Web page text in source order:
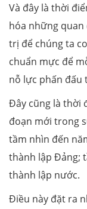
Và đây là thời
hóa những
trị để chúng ta
chuẩn mực để
nỗ lực phấn đấu
Đây cũng là thời
đoạn mới trong
tầm nhìn đến
thành lập Đảng;
thành lập nước.
Điều này đặt ra